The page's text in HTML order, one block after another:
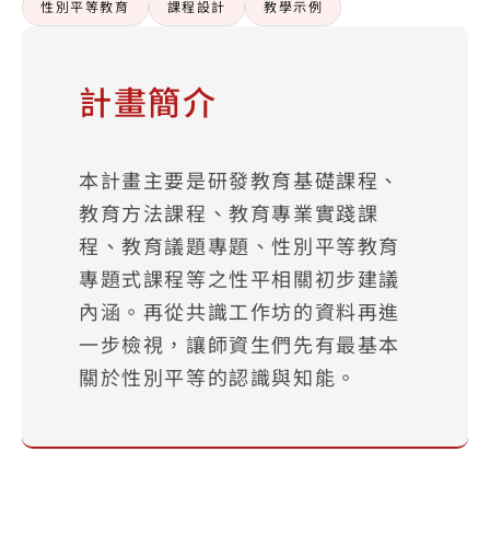
性別平等教育 課程設計 教學示例
計畫簡介
本計畫主要是研發教育基礎課程、
教育方法課程、教育專業實踐課
程、教育議題專題、性別平等教育
專題式課程等之性平相關初步建議
內涵。再從共識工作坊的資料再進
一步檢視，讓師資生們先有最基本
關於性別平等的認識與知能。